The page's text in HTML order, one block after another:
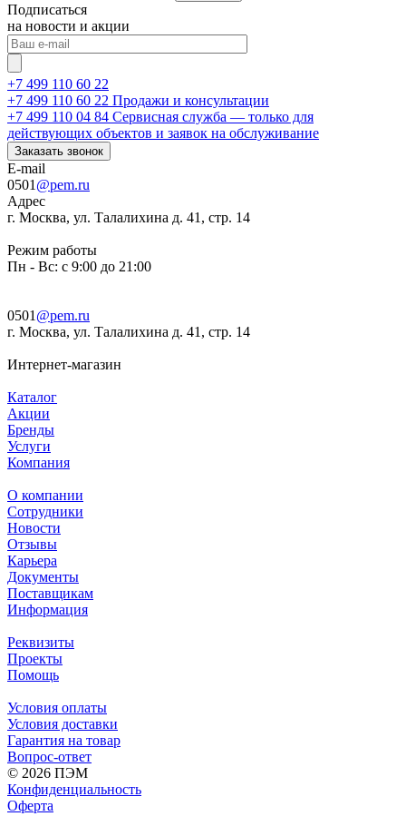
Подписаться
на новости и акции
+7 499 110 60 22
+7 499 110 60 22 Продажи и консультации
+7 499 110 04 84 Сервисная служба — только для
действующих объектов и заявок на обслуживание
Заказать звонок
E-mail
0501 @pem.ru
Адрес
г. Москва, ул. Талалихина д. 41, стр. 14
Режим работы
Пн - Вс: с 9:00 до 21:00
0501 @pem.ru
г. Москва, ул. Талалихина д. 41, стр. 14
Интернет-магазин
Каталог
Акции
Бренды
Услуги
Компания
О компании
Сотрудники
Новости
Отзывы
Карьера
Документы
Поставщикам
Информация
Реквизиты
Проекты
Помощь
Условия оплаты
Условия доставки
Гарантия на товар
Вопрос-ответ
© 2026 ПЭМ
Конфиденциальность
Оферта